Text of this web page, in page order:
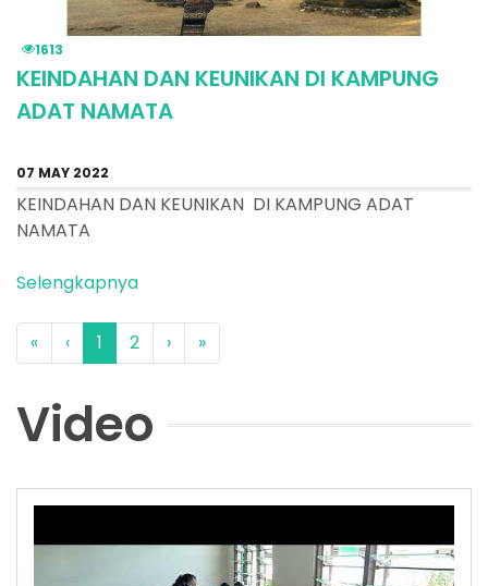
1613
KEINDAHAN DAN KEUNIKAN DI KAMPUNG
ADAT NAMATA
07 MAY 2022
KEINDAHAN DAN KEUNIKAN DI KAMPUNG ADAT
NAMATA
Selengkapnya
« ‹ 1 2 › »
Video